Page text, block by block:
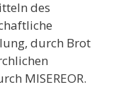
des
durch Brot
MISEREOR.